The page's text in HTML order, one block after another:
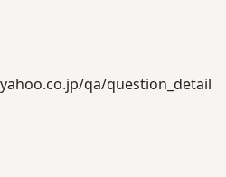
qa/question_detail